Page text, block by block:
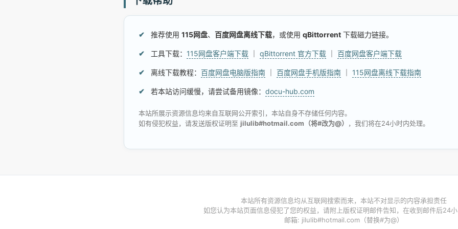
推荐使用 115网盘、 百度网盘离线下载，或使用 qBittorrent 下载磁力链接。
工具下载： 115网盘客户端下载 qBittorrent 官方下载 百度网盘客户端下载
离线下载教程： 百度网盘电脑版指南 百度网盘手机版指南 115网盘离线下载指南
若本站访问缓慢，请尝试备用镜像： docu-hub.com
本站所展示资源信息均来自互联网公开索引，本站自身不存储任何内容。
如有侵犯权益，请发送版权证明至 jilulib#hotmail.com（将#改为@） ，我们将在24小时内处理。
本站所有资源信息均从互联网搜索而来，本站不对显示的内容承担责任
如您认为本站页面信息侵犯了您的权益，请附上版权证明邮件告知，在收到邮件后24
邮箱: jilulib#hotmail.com（替换#为@）